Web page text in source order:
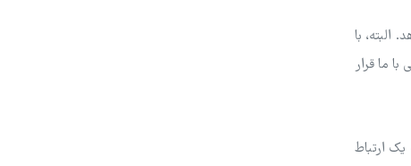
با
ما قرار
یک ارتباط